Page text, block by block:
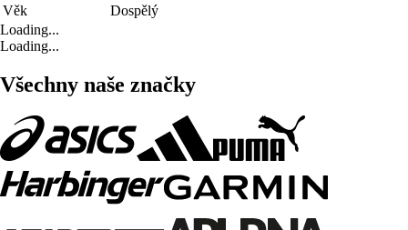
Věk
Dospělý
Loading...
Loading...
Všechny naše značky